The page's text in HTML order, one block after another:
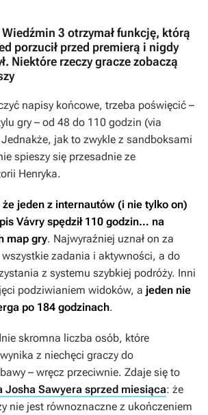
3 otrzymał funkcję, którą
porzucił przed premierą i nigdy
Niektóre rzeczy gracze zobaczą
napisy końcowe, trzeba poświęcić –
gry – od 48 do 110 godzin (via
jak to zwykle z sandboksami
spieszy się przesadnie ze
Henryka.
jeden z internautów (i nie tylko on)
Vávry spędził 110 godzin… na
map gry. Najwyraźniej uznał on za
zadania i aktywności, a do
z systemu szybkiej podróży. Inni
podziwianiem widoków, a jeden nie
po 184 godzinach.
skromna liczba osób, które
z niechęci graczy do
– wręcz przeciwnie. Zdaje się to
Josha Sawyera sprzed miesiąca: że
nie jest równoznaczne z ukończeniem